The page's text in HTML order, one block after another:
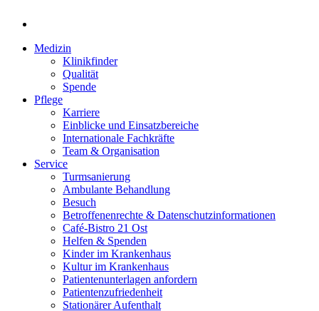
Medizin
Klinikfinder
Qualität
Spende
Pflege
Karriere
Einblicke und Einsatzbereiche
Internationale Fachkräfte
Team & Organisation
Service
Turmsanierung
Ambulante Behandlung
Besuch
Betroffenenrechte & Datenschutzinformationen
Café-Bistro 21 Ost
Helfen & Spenden
Kinder im Krankenhaus
Kultur im Krankenhaus
Patientenunterlagen anfordern
Patientenzufriedenheit
Stationärer Aufenthalt